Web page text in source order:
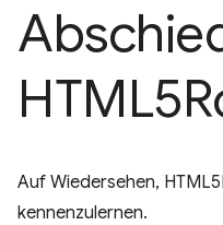
Auf Wiedersehen,
kennenzulernen.